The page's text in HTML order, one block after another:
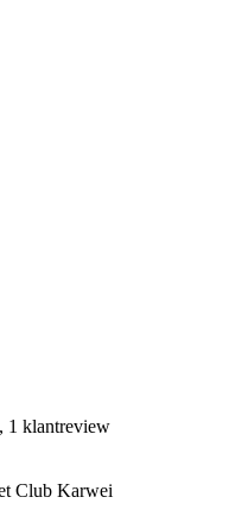
1 klantreview
Club Karwei